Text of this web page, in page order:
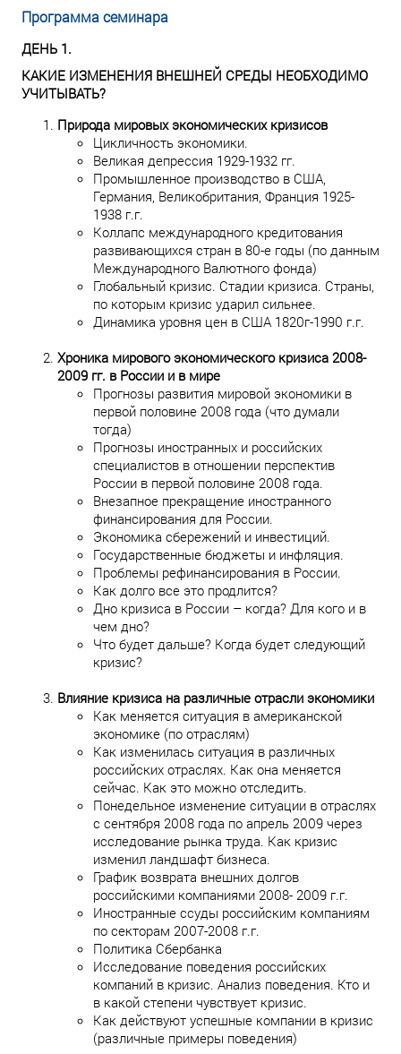
Программа семинара
ДЕНЬ 1.
КАКИЕ ИЗМЕНЕНИЯ ВНЕШНЕЙ СРЕДЫ НЕОБХОДИМО
УЧИТЫВАТЬ?
Природа мировых экономических кризисов
Цикличность экономики.
Великая депрессия 1929-1932 гг.
Промышленное производство в США,
Германия, Великобритания, Франция 1925-
1938 г.г.
Коллапс международного кредитования
развивающихся стран в 80-е годы (по данным
Международного Валютного фонда)
Глобальный кризис. Стадии кризиса. Страны,
по которым кризис ударил сильнее.
Динамика уровня цен в США 1820г-1990 г.г.
Хроника мирового экономического кризиса 2008-
2009 гг. в России и в мире
Прогнозы развития мировой экономики в
первой половине 2008 года (что думали
тогда)
Прогнозы иностранных и российских
специалистов в отношении перспектив
России в первой половине 2008 года.
Внезапное прекращение иностранного
финансирования для России.
Экономика сбережений и инвестиций.
Государственные бюджеты и инфляция.
Проблемы рефинансирования в России.
Как долго все это продлится?
Дно кризиса в России – когда? Для кого и в
чем дно?
Что будет дальше? Когда будет следующий
кризис?
Влияние кризиса на различные отрасли экономики
Как меняется ситуация в американской
экономике (по отраслям)
Как изменилась ситуация в различных
российских отраслях. Как она меняется
сейчас. Как это можно отследить.
Понедельное изменение ситуации в отраслях
с сентября 2008 года по апрель 2009 через
исследование рынка труда. Как кризис
изменил ландшафт бизнеса.
График возврата внешних долгов
российскими компаниями 2008- 2009 г.г.
Иностранные ссуды российским компаниям
по секторам 2007-2008 г.г.
Политика Сбербанка
Исследование поведения российских
компаний в кризис. Анализ поведения. Кто и
в какой степени чувствует кризис.
Как действуют успешные компании в кризис
(различные примеры поведения)